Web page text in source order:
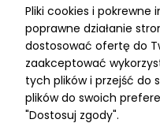
ADRES
MIMARI sp z o.o.
ul. Kurkowa 12
50-210 Wrocław
Pliki cookies i
poprawne działanie
dostosować ofertę do
zaakceptować
tych plików i przejść do
plików do swoich
"Dostosuj zgody".